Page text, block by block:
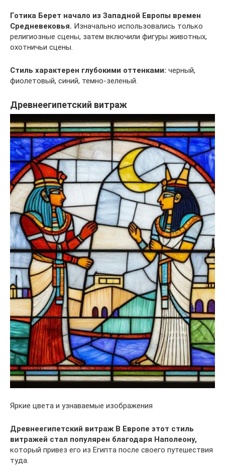
Готика Берет начало из Западной Европы времен
Средневековья. Изначально использовались только
религиозные сцены, затем включили фигуры животных,
охотничьи сцены.
Стиль характерен глубокими оттенками: черный,
фиолетовый, синий, темно-зеленый.
Древнеегипетский витраж
Яркие цвета и узнаваемые изображения
Древнеегипетский витраж В Европе этот стиль
витражей стал популярен благодаря Наполеону,
который привез его из Египта после своего путешествия
туда.